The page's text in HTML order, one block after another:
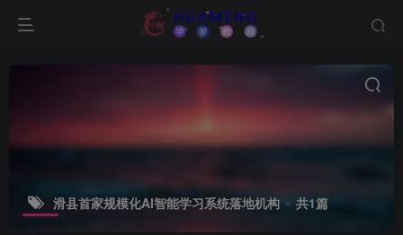
滑县首家规模化AI智能学习系统落地机构 共1篇